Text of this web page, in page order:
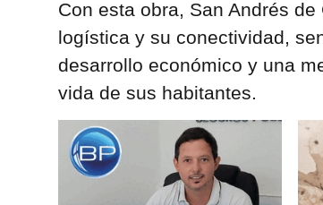
Con esta obra, San Andrés
logística y su conectividad,
desarrollo económico y una
vida de sus habitantes.